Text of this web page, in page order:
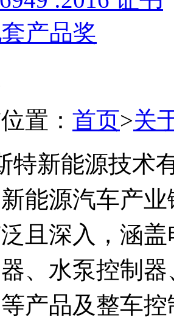
产品奖
置： 首页>关
特新能源技术
能源汽车产
且深入，涵
、水泵控制
产品及整车